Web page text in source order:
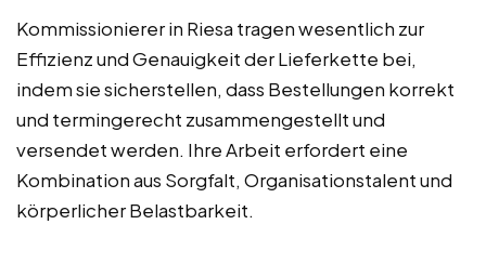
Kommissionierer in Riesa tragen wesentlich zur
Effizienz und Genauigkeit der Lieferkette bei,
indem sie sicherstellen, dass Bestellungen korrekt
und termingerecht zusammengestellt und
versendet werden. Ihre Arbeit erfordert eine
Kombination aus Sorgfalt, Organisationstalent und
körperlicher Belastbarkeit.